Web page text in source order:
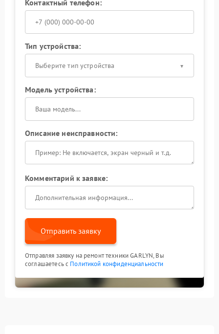
Контактный телефон:
Тип устройства:
Выберите тип устройства
Модель устройства:
Описание неисправности:
Комментарий к заявке:
Отправить заявку
Отправляя заявку на ремонт техники GARLYN, Вы
соглашаетесь с Политикой конфиденциальности